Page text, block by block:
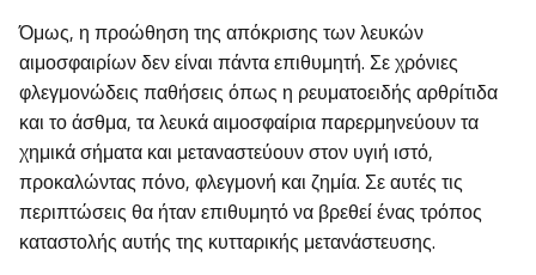
Όμως, η προώθηση της απόκρισης των λευκών
αιμοσφαιρίων δεν είναι πάντα επιθυμητή. Σε χρόνιες
φλεγμονώδεις παθήσεις όπως η ρευματοειδής αρθρίτιδα
και το άσθμα, τα λευκά αιμοσφαίρια παρερμηνεύουν τα
χημικά σήματα και μεταναστεύουν στον υγιή ιστό,
προκαλώντας πόνο, φλεγμονή και ζημία. Σε αυτές τις
περιπτώσεις θα ήταν επιθυμητό να βρεθεί ένας τρόπος
καταστολής αυτής της κυτταρικής μετανάστευσης.